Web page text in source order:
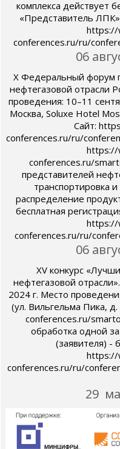
комплекса действует
«Представитель
https://
conferences.ru/ru/
06
X Федеральный форум
нефтегазовой отрасли
проведения: 10–11
Москва, Soluxe Hotel
Сайт:
conferences.ru/ru/
https://
conferences.ru/
представителей
транспортировка
распределение
бесплатная
https://
conferences.ru/ru/
06
XV конкурс
нефтегазовой
2024 г. Место
(ул. Вильгельма Пика,
conferences.ru/
обработка одной
(заявителя) -
https://
conferences.ru/ru/
29